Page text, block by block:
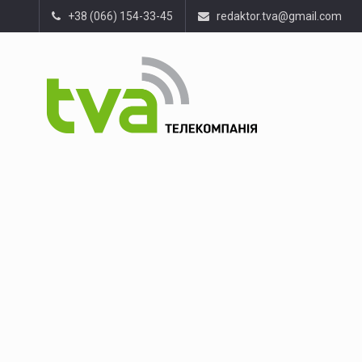
+38 (066) 154-33-45 redaktor.tva@gmail.com